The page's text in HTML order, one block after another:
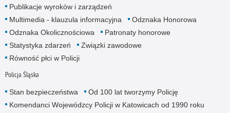
Publikacje wyroków i zarządzeń
Multimedia - klauzula informacyjna
Odznaka Honorowa
Odznaka Okolicznościowa
Patronaty honorowe
Statystyka zdarzeń
Związki zawodowe
Równość płci w Policji
Policja Śląska
Stan bezpieczeństwa
Od 100 lat tworzymy Policję
Komendanci Wojewódzcy Policji w Katowicach od 1990 roku